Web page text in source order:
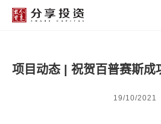
项目动态 | 祝贺百普赛斯成
19/10/2021